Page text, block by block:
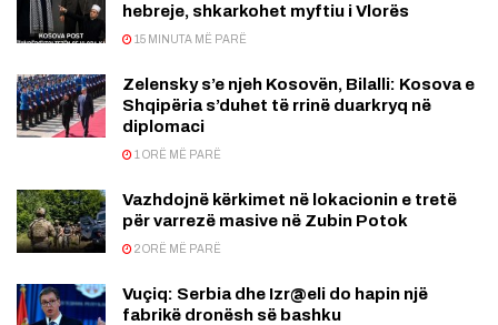
hebreje, shkarkohet myftiu i Vlorës
15 MINUTA MË PARË
Zelensky s’e njeh Kosovën, Bilalli: Kosova e
Shqipëria s’duhet të rrinë duarkryq në
diplomaci
1 ORË MË PARË
Vazhdojnë kërkimet në lokacionin e tretë
për varrezë masive në Zubin Potok
2 ORË MË PARË
Vuçiq: Serbia dhe Izr@eli do hapin një
fabrikë dronësh së bashku